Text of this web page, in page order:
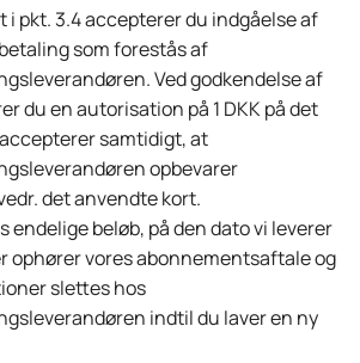
i pkt. 3.4 accepterer du indgåelse af
som forestås af
Ved godkendelse af
du en autorisation på 1 DKK på det
samtidigt, at
opbevarer
det anvendte kort.
beløb, på den dato vi leverer
ophører vores abonnementsaftale og
slettes hos
indtil du laver en ny